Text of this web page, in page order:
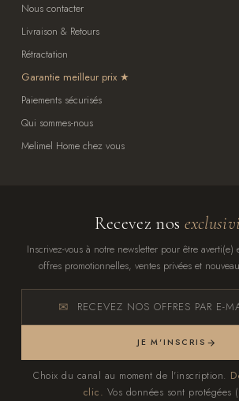
Nous contacter
Livraison & Retours
Rétractation
Garantie meilleur prix
Paiements sécurisés
Qui sommes-nous
Melimel Home chez vous
Recevez nos
Inscrivez-vous à notre newsletter pour être averti(e)
offres promotionnelles, ventes privées et
RECEVEZ NOS OFFRES PAR E-
JE M'INSCRIS
Choix du canal au moment de l'inscription.
clic. Vos données sont protégées